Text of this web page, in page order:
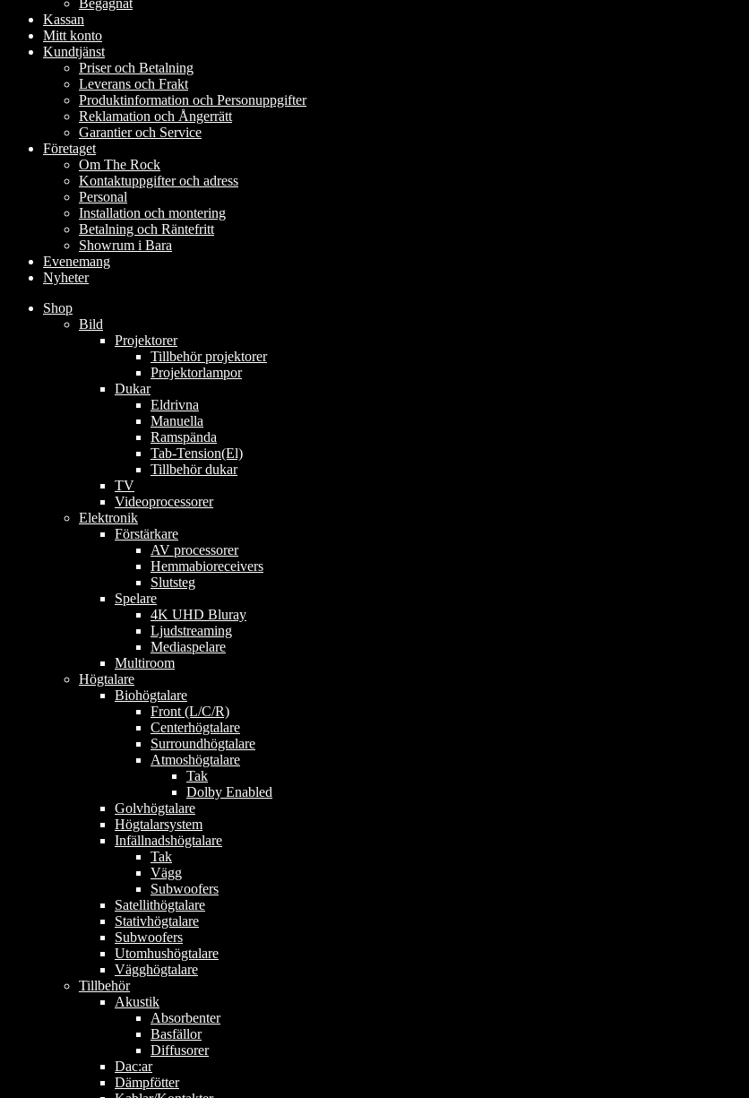
Begagnat
Kassan
Mitt konto
Kundtjänst
Priser och Betalning
Leverans och Frakt
Produktinformation och Personuppgifter
Reklamation och Ångerrätt
Garantier och Service
Företaget
Om The Rock
Kontaktuppgifter och adress
Personal
Installation och montering
Betalning och Räntefritt
Showrum i Bara
Evenemang
Nyheter
Shop
Bild
Projektorer
Tillbehör projektorer
Projektorlampor
Dukar
Eldrivna
Manuella
Ramspända
Tab-Tension(El)
Tillbehör dukar
TV
Videoprocessorer
Elektronik
Förstärkare
AV processorer
Hemmabioreceivers
Slutsteg
Spelare
4K UHD Bluray
Ljudstreaming
Mediaspelare
Multiroom
Högtalare
Biohögtalare
Front (L/C/R)
Centerhögtalare
Surroundhögtalare
Atmoshögtalare
Tak
Dolby Enabled
Golvhögtalare
Högtalarsystem
Infällnadshögtalare
Tak
Vägg
Subwoofers
Satellithögtalare
Stativhögtalare
Subwoofers
Utomhushögtalare
Vägghögtalare
Tillbehör
Akustik
Absorbenter
Basfällor
Diffusorer
Dac:ar
Dämpfötter